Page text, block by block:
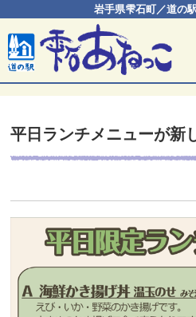
岩手県雫石町／道の
平日ランチメニューが新